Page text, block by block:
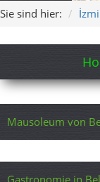
Sie sind hier:
Mausoleum von
Gastronomie in